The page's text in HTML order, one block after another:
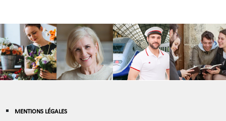
MENTIONS LÉGALES